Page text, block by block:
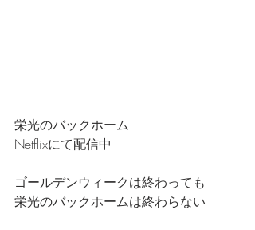
栄光のバックホーム
Netflixにて配信中
ゴールデンウィークは終わっても
栄光のバックホームは終わらない